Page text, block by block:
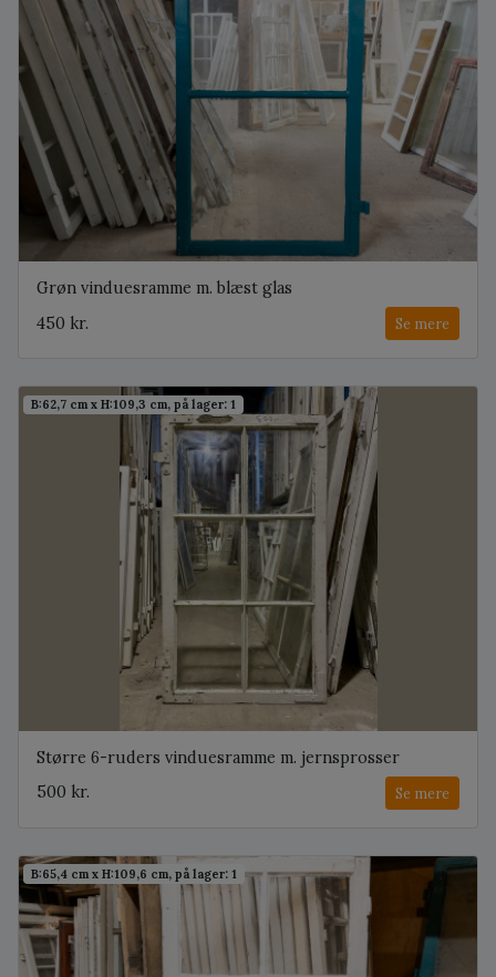
Grøn vinduesramme m. blæst glas
450 kr.
Se mere
B:62,7 cm x H:109,3 cm, på lager: 1
Større 6-ruders vinduesramme m. jernsprosser
500 kr.
Se mere
B:65,4 cm x H:109,6 cm, på lager: 1